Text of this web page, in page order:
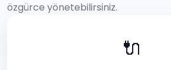
özgürce yönetebilirsiniz.
🔌